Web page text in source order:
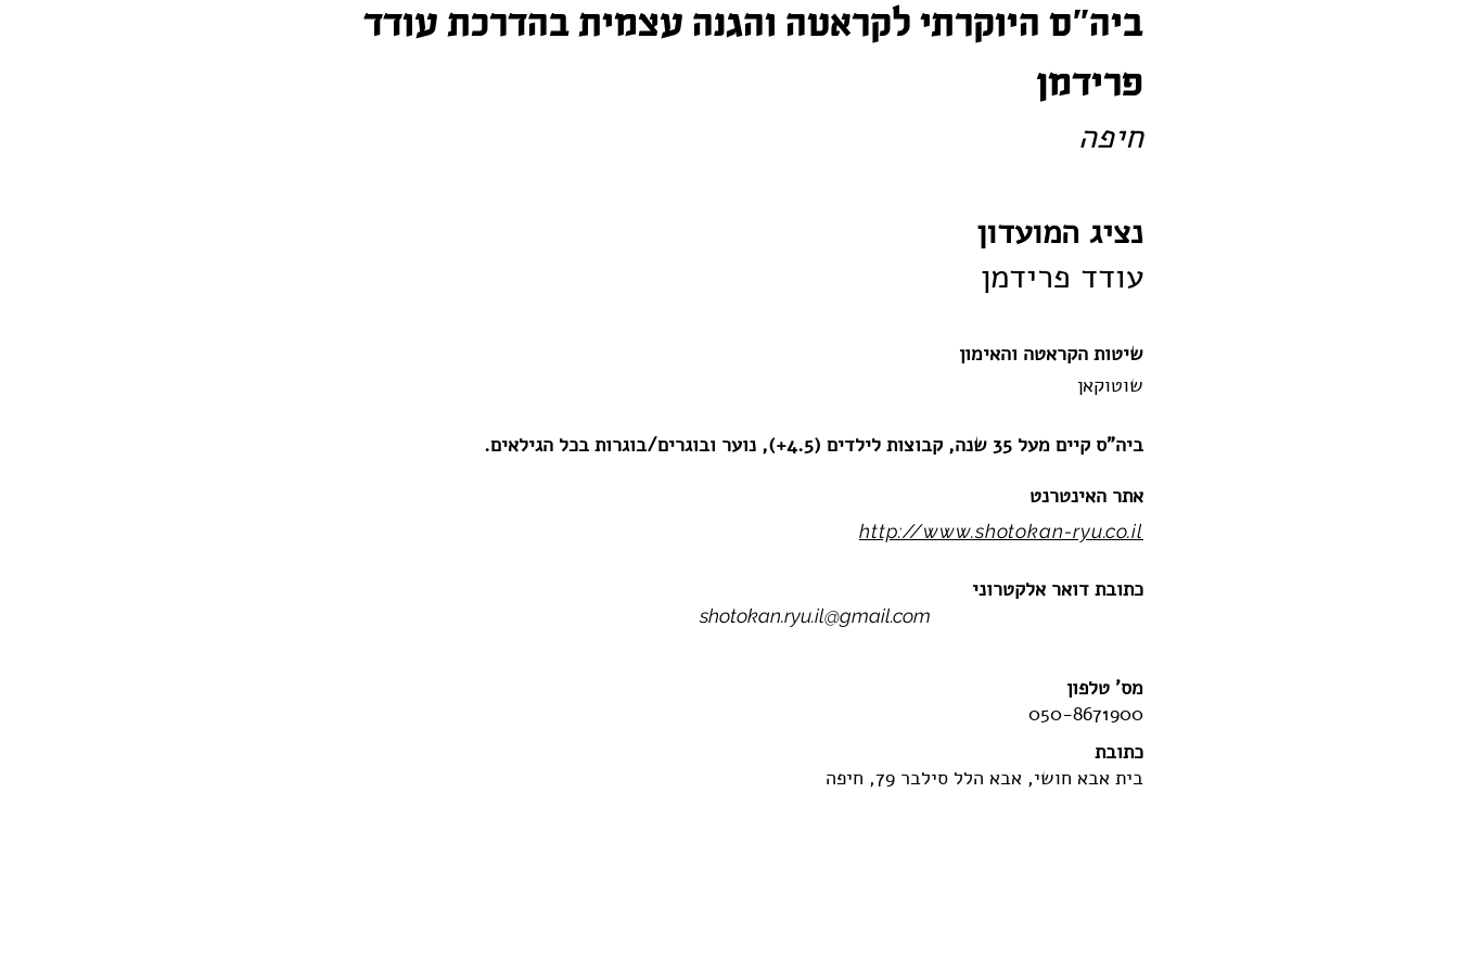
ביה"ס היוקרתי לקראטה והגנה עצמית בהדרכת עודד
פרידמן
חיפה
נציג המועדון
עודד פרידמן
שיטות הקראטה והאימון
שוטוקאן
ביה"ס קיים מעל 35 שנה, קבוצות לילדים (4.5+), נוער ובוגרים/בוגרות בכל הגילאים.
אתר האינטרנט
http://www.shotokan-ryu.co.il
כתובת דואר אלקטרוני
shotokan.ryu.il@gmail.com
מס' טלפון
050-8671900
כתובת
בית אבא חושי, אבא הלל סילבר 79, חיפה